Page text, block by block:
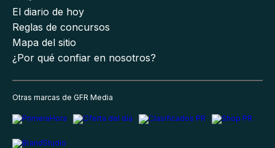
El diario de hoy
Reglas de concursos
Mapa del sitio
¿Por qué confiar en nosotros?
Otras marcas de GFR Media